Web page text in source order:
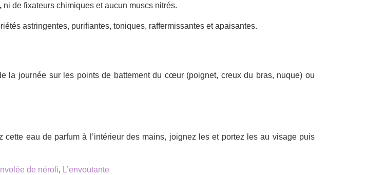
ni de fixateurs chimiques et aucun muscs nitrés.
astringentes, purifiantes, toniques, raffermissantes et apaisantes.
la journée sur les points de battement du cœur (poignet, creux du bras, nuque) ou
eau de parfum à l’intérieur des mains, joignez les et portez les au visage puis
de néroli, L’envoutante